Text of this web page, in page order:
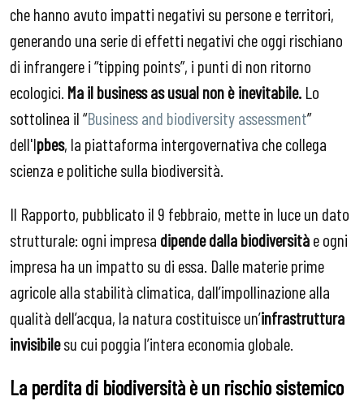
che hanno avuto impatti negativi su persone e territori,
generando una serie di effetti negativi che oggi rischiano
di infrangere i “tipping points”, i punti di non ritorno
ecologici. Ma il business as usual non è inevitabile. Lo
sottolinea il “Business and biodiversity assessment”
dell'Ipbes, la piattaforma intergovernativa che collega
scienza e politiche sulla biodiversità.
Il Rapporto, pubblicato il 9 febbraio, mette in luce un dato
strutturale: ogni impresa dipende dalla biodiversitàe ogni
impresa ha un impatto su di essa. Dalle materie prime
agricole alla stabilità climatica, dall’impollinazione alla
qualità dell’acqua, la natura costituisce un’infrastruttura
invisibilesu cui poggia l’intera economia globale.
La perdita di biodiversità è un rischio sistemico